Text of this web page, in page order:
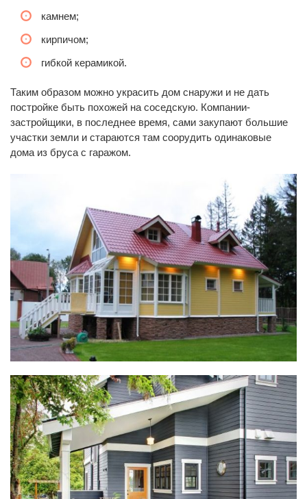
камнем;
кирпичом;
гибкой керамикой.
Таким образом можно украсить дом снаружи и не дать
постройке быть похожей на соседскую. Компании-
застройщики, в последнее время, сами закупают большие
участки земли и стараются там соорудить одинаковые
дома из бруса с гаражом.